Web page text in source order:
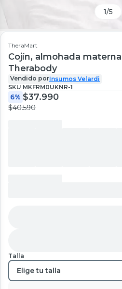
1/5
TheraMart
Cojín, almohada
Therabody
Vendido porInsumos Velardi
SKU MKFRM0UKNR-1
6% $37.990
$40.590
Talla